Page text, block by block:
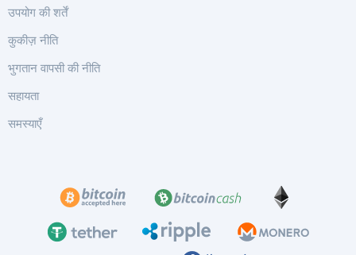
उपयोग की शर्तें
कुकीज़ नीति
भुगतान वापसी की नीति
सहायता
समस्याएँ